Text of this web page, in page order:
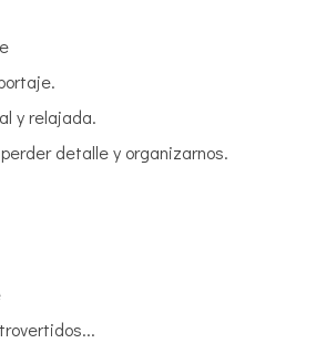
y relajada.
detalle y organizarnos.